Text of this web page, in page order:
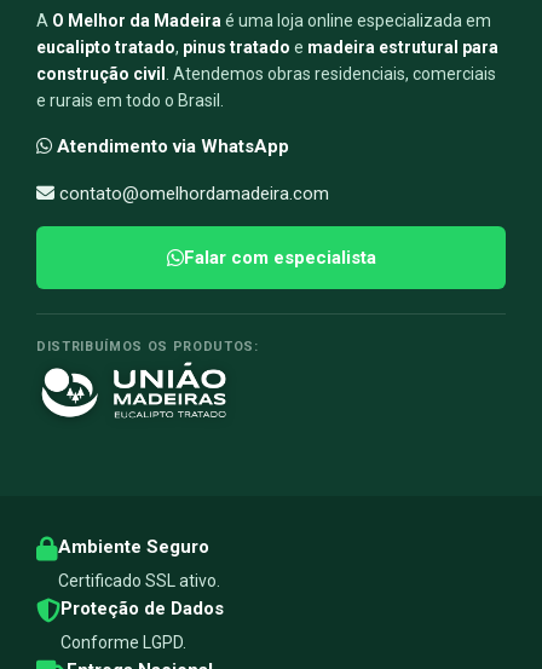
A O Melhor da Madeira é uma loja online especializada em
eucalipto tratado, pinus tratado e madeira estrutural para
construção civil
. Atendemos obras residenciais, comerciais
e rurais em todo o Brasil.
Atendimento via WhatsApp
contato@omelhordamadeira.com
Falar com especialista
DISTRIBUÍMOS OS PRODUTOS:
Ambiente Seguro
Certificado SSL ativo.
Proteção de Dados
Conforme LGPD.